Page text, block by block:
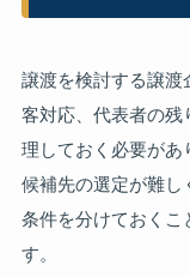
譲渡を検討する譲渡
客対応、代表者の残
理しておく必要があ
候補先の選定が難し
条件を分けておくこ
す。